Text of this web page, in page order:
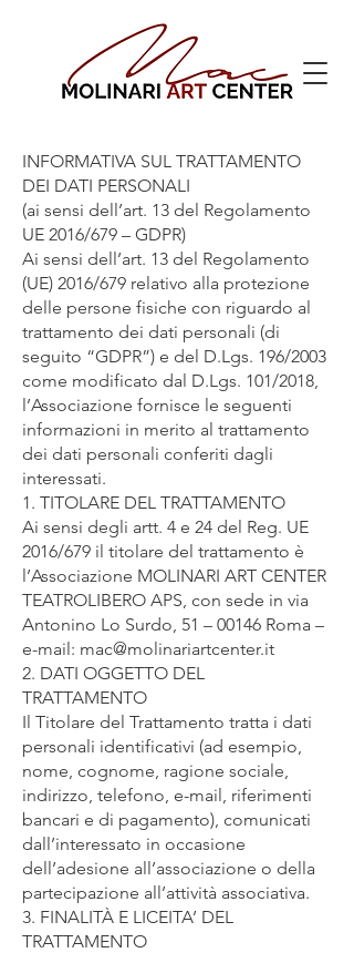
INFORMATIVA SUL TRATTAMENTO
DEI DATI PERSONALI
(ai sensi dell’art. 13 del Regolamento
UE 2016/679 – GDPR)
Ai sensi dell’art. 13 del Regolamento
(UE) 2016/679 relativo alla protezione
delle persone fisiche con riguardo al
trattamento dei dati personali (di
seguito “GDPR”) e del D.Lgs. 196/2003
come modificato dal D.Lgs. 101/2018,
l’Associazione fornisce le seguenti
informazioni in merito al trattamento
dei dati personali conferiti dagli
interessati.
1. TITOLARE DEL TRATTAMENTO
Ai sensi degli artt. 4 e 24 del Reg. UE
2016/679 il titolare del trattamento è
l’Associazione MOLINARI ART CENTER
TEATROLIBERO APS, con sede in via
Antonino Lo Surdo, 51 – 00146 Roma –
e-mail: mac@molinariartcenter.it
2. DATI OGGETTO DEL
TRATTAMENTO
Il Titolare del Trattamento tratta i dati
personali identificativi (ad esempio,
nome, cognome, ragione sociale,
indirizzo, telefono, e-mail, riferimenti
bancari e di pagamento), comunicati
dall’interessato in occasione
dell’adesione all’associazione o della
partecipazione all’attività associativa.
3. FINALITÀ E LICEITA’ DEL
TRATTAMENTO